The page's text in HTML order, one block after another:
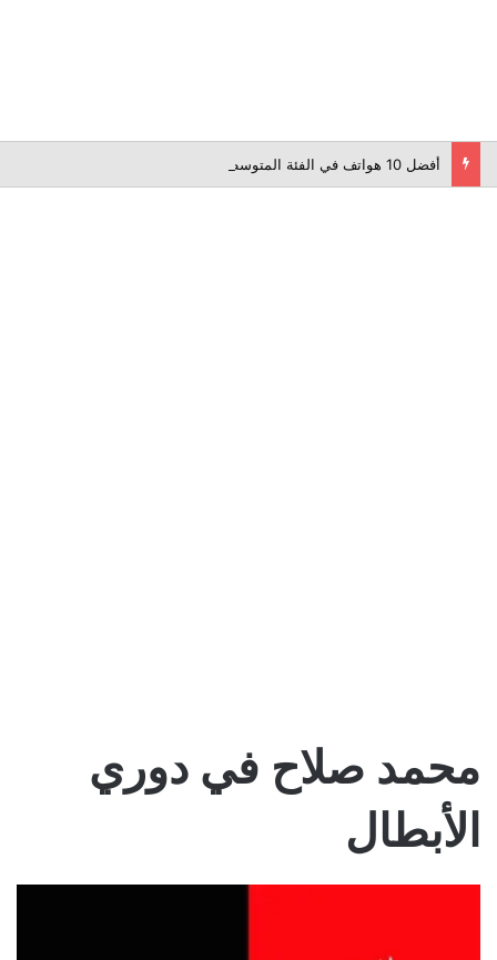
أفضل 10 هواتف في الفئة المتوسطة لعام 2026
محمد صلاح في دوري
الأبطال